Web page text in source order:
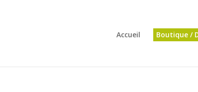
Accueil Boutique /